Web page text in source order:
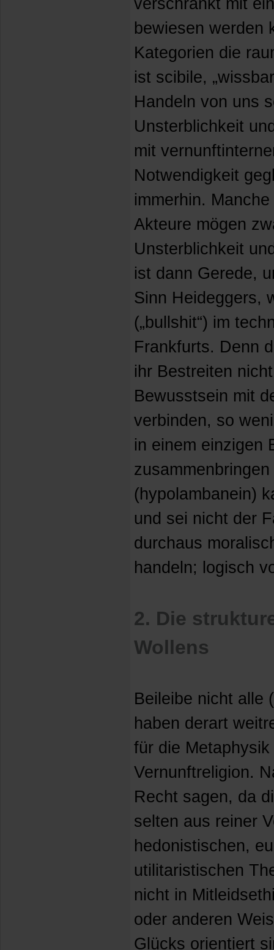
verschränkt mit
bewiesen werden
Kategorien die
ist scibile,
Handeln von uns
Unsterblichkeit
mit
Notwendigkeit
immerhin.
Akteure mögen
Unsterblichkeit
ist dann Gerede,
Sinn Heideggers,
(„bullshit“) im
Frankfurts. Denn
ihr Bestreiten
Bewusstsein mit
verbinden, so
in einem einzigen
(hypolambanein)
und sei nicht der
durchaus
handeln; logisch
2. Die
Wollens
Beileibe nicht alle
haben derart
für die
Vernunftreligion.
Recht sagen, da
selten aus reiner
hedonistischen,
utilitaristischen
nicht in
oder anderen
Glücks orientiert